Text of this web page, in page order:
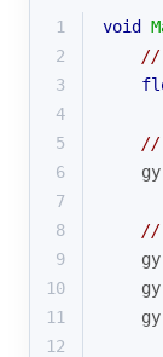
1 void
2
//
3
4
5
//
6
7
8
//
9
10
11
12